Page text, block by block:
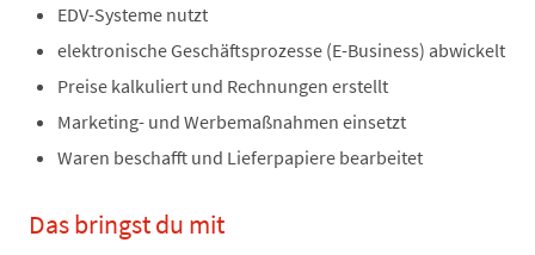
EDV-Systeme nutzt
elektronische Geschäftsprozesse (E-Business) abwickelt
Preise kalkuliert und Rechnungen erstellt
Marketing- und Werbemaßnahmen einsetzt
Waren beschafft und Lieferpapiere bearbeitet
Das bringst du mit